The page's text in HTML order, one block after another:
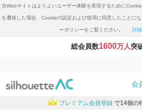
当Webサイトはよりよいユーザー体験を実現するために
を遷移した場合、Cookieの設定および使用に同意したことに
ーポリシーをご覧ください。 詳細
総会員数1600万人突
会
プレミアム会員登録 で14個の